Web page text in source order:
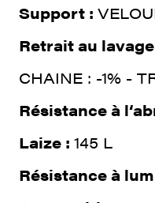
Support :
Retrait au
CHAINE : -1% -
Résistance à
Laize : 145 L
Résistance à